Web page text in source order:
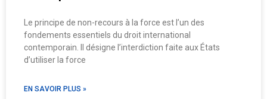
Le principe de non-recours à la force est l’un des
fondements essentiels du droit international
contemporain. Il désigne l’interdiction faite aux États
d’utiliser la force
EN SAVOIR PLUS »